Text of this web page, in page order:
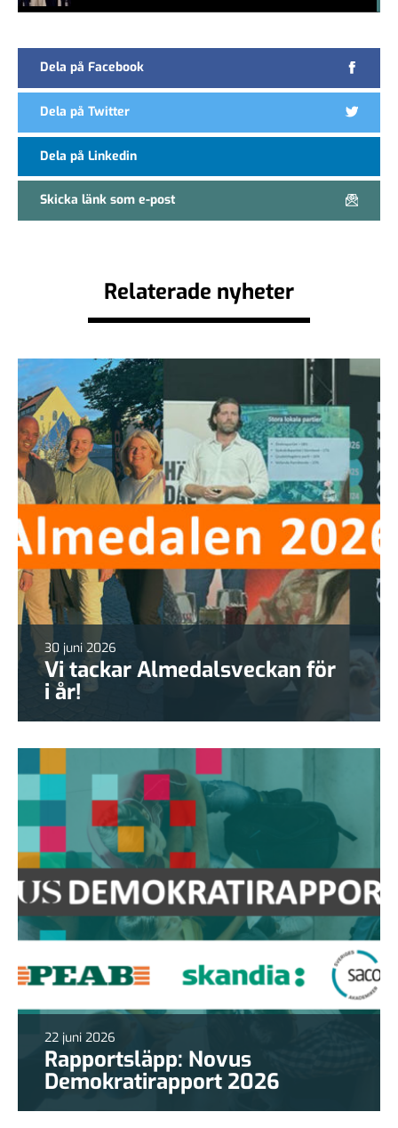
Dela på Facebook
Dela på Twitter
Dela på Linkedin
Skicka länk som e-post
Relaterade nyheter
30 juni 2026
Vi tackar Almedalsveckan för
i år!
22 juni 2026
Rapportsläpp: Novus
Demokratirapport 2026